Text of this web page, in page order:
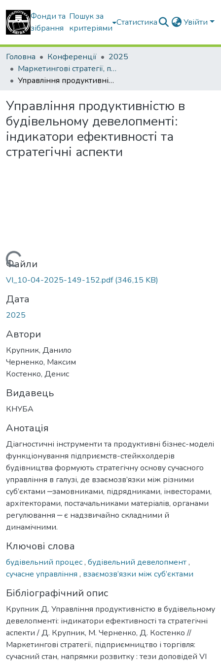
Фонди та
зібрання
Пошук за
критеріями
Статистика Увійти
Головна Конференції
2025
Маркетингові стратегії, підприємництво і торгівля: сучасний стан, напрямки розвитку
Управління продуктивністю в будівельному девелопменті: індикатори ефективності та стратегічні аспекти
Управління продуктивністю в
будівельному девелопменті:
індикатори ефективності та
стратегічні аспекти
Вантажиться...
Файли
VI_10-04-2025-149-152.pdf(346,15 KB)
Дата
2025
Автори
Крупник, Данило
Черненко, Максим
Костенко, Денис
Видавець
КНУБА
Анотація
Діагностичні інструменти та продуктивні бізнес-моделі
функціонування підприємств-стейкхолдерів
будівництва формують стратегічну основу сучасного
управління в галузі, де взаємозв’язки між різними
суб’єктами ‒замовниками, підрядниками, інвесторами,
архітекторами, постачальниками матеріалів, органами
регулювання ‒ є надзвичайно складними й
динамічними.
Ключові слова
будівельний процес, будівельний девелопмент,
сучасне управління , взаємозв’язки між суб’єктами
Бібліографічний опис
Крупник Д. Управління продуктивністю в будівельному
девелопменті: індикатори ефективності та стратегічні
аспекти / Д. Крупник, М. Черненко, Д. Костенко //
Маркетингові стратегії, підприємництво і торгівля:
сучасний стан, напрямки розвитку : тези доповідей VІ